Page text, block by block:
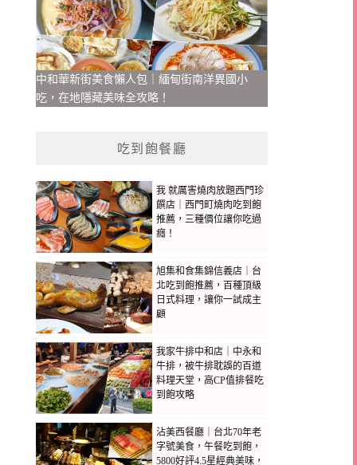
中和華新街美食懶人包｜緬甸街南洋異國小
吃，在地隱藏美味全攻略！
吃到飽餐廳
我 就厲害燒肉放題西門珍
饌店｜西門町燒肉吃到飽
推薦，三種價位讓你吃過
癮！
旭集和食集錦信義店｜台
北吃到飽推薦，百種頂級
日式料理，讓你一試成主
顧
我家牛排中和店｜中永和
牛排，被牛排耽誤的百道
料理天堂，高CP值排餐吃
到飽攻略
沾美西餐廳｜台北70年老
字號美食，午餐吃到飽，
5800好評4.5星經典美味，